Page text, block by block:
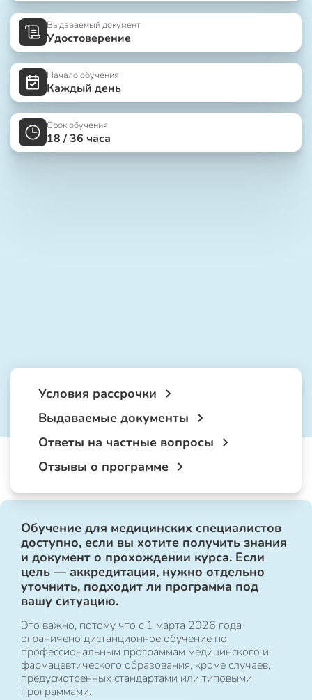
Выдаваемый документ
Удостоверение
Начало обучения
Каждый день
Срок обучения
18 / 36 часа
Условия рассрочки
Выдаваемые документы
Ответы на частные вопросы
Отзывы о программе
Обучение для медицинских специалистов
доступно, если вы хотите получить знания
и документ о прохождении курса. Если
цель — аккредитация, нужно отдельно
уточнить, подходит ли программа под
вашу ситуацию.
Это важно, потому что с 1 марта 2026 года
ограничено дистанционное обучение по
профессиональным программам медицинского и
фармацевтического образования, кроме случаев,
предусмотренных стандартами или типовыми
программами.